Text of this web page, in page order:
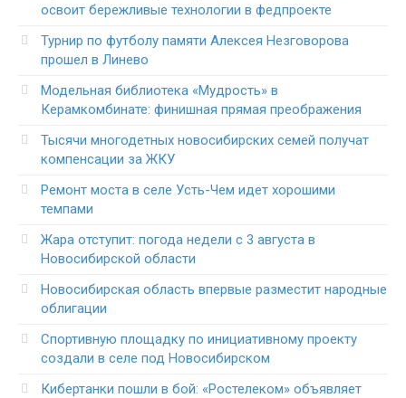
освоит бережливые технологии в федпроекте
Турнир по футболу памяти Алексея Незговорова
прошел в Линево
Модельная библиотека «Мудрость» в
Керамкомбинате: финишная прямая преображения
Тысячи многодетных новосибирских семей получат
компенсации за ЖКУ
Ремонт моста в селе Усть-Чем идет хорошими
темпами
Жара отступит: погода недели с 3 августа в
Новосибирской области
Новосибирская область впервые разместит народные
облигации
Спортивную площадку по инициативному проекту
создали в селе под Новосибирском
Кибертанки пошли в бой: «Ростелеком» объявляет